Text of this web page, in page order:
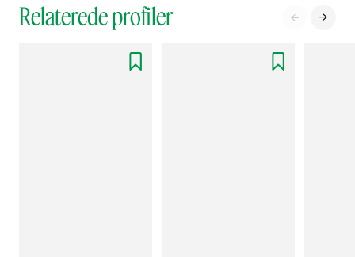
Relaterede profiler  
 